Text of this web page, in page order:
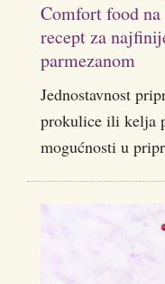
Comfort food
recept za
parmezanom
Jednostavnost
prokulice ili kelja
mogućnosti u